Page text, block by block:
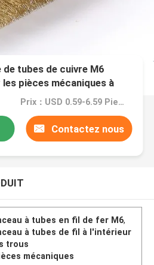
tubes de cuivre M6
pièces mécaniques à
Prix：USD 0.59-6.59 Piece
Contactez nous
à tubes en fil de fer M6,
à tubes de fil à l'intérieur
trous
mécaniques